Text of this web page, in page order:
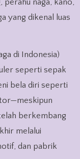
perahu naga, kano,
yang dikenal luas
di Indonesia)
seperti sepak
bela diri seperti
berkembang
melalui
dan pabrik